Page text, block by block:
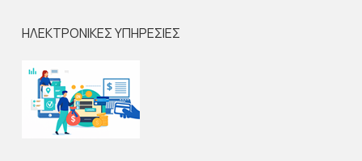
ΗΛΕΚΤΡΟΝΙΚΕΣ ΥΠΗΡΕΣΙΕΣ